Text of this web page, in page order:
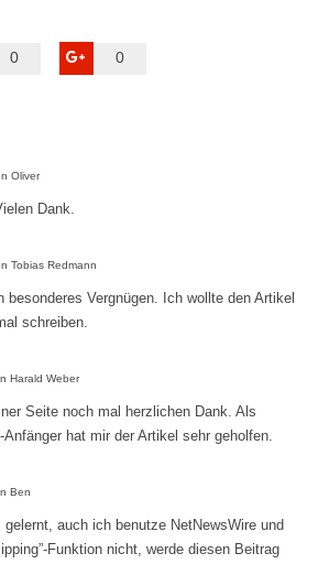
0 0
Oliver
Dank.
Tobias Redmann
besonderes Vergnügen. Ich wollte den Artikel
schreiben.
Harald Weber
Seite noch mal herzlichen Dank. Als
hat mir der Artikel sehr geholfen.
Ben
auch ich benutze NetNewsWire und
Funktion nicht, werde diesen Beitrag